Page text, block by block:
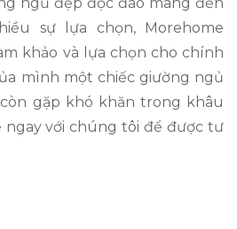
ngủ đẹp độc đáo mang đến
sự lựa chọn, Morehome
khảo và lựa chọn cho chính
mình một chiếc giường ngủ
gặp khó khăn trong khâu
ngay với chúng tôi để được tư